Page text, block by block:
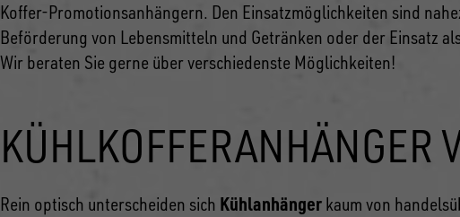
Koffer-Promotionsanhängern. Den Einsatzmöglichkeiten sind
Beförderung von Lebensmitteln und Getränken oder der Einsatz
Wir beraten Sie gerne über verschiedenste Möglichkeiten!
KÜHLKOFFERANHÄNGER
Rein optisch unterscheiden sich Kühlanhänger kaum von